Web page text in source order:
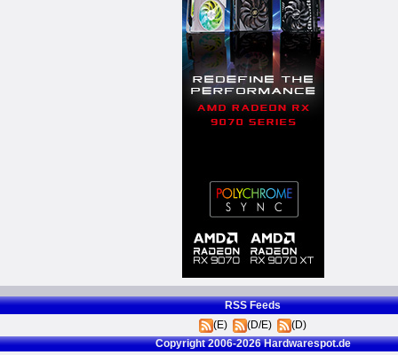
RSS Feeds
(E)
(D/E)
(D)
Copyright 2006-2026 Hardwarespot.de